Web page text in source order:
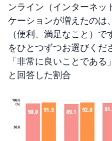
ンライン（インターネッ
ケーションが増えたのは
（便利、満足なこと）
をひとつずつお選びくだ
「非常に良いことである
と回答した割合